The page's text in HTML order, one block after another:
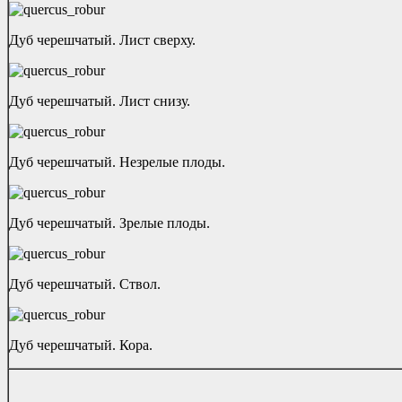
Дуб черешчатый. Лист сверху.
Дуб черешчатый. Лист снизу.
Дуб черешчатый. Незрелые плоды.
Дуб черешчатый. Зрелые плоды.
Дуб черешчатый. Ствол.
Дуб черешчатый. Кора.